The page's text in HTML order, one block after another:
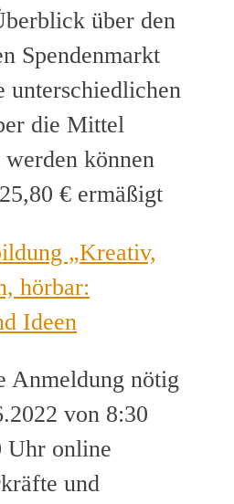
über den
Spendenmarkt
unterschiedlichen
die Mittel
können
€ ermäßigt
„Kreativ,
hörbar:
Ideen
Anmeldung nötig
von 8:30
Uhr online
und